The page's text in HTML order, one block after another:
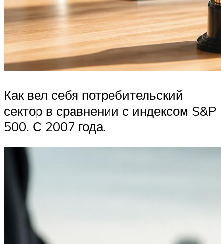
Как вел себя потребительский
сектор в сравнении с индексом S&P
500. С 2007 года.